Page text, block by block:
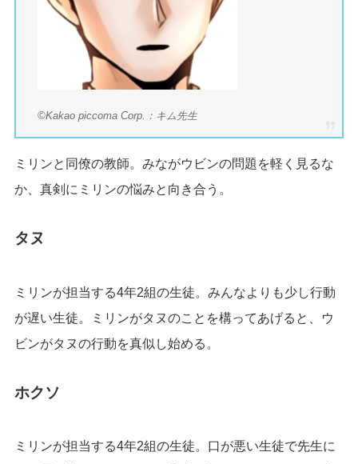
©Kakao piccoma Corp.：キム先生
ミリンと同僚の教師。みながウビンの問題を軽く見るな
か、真剣にミリンの悩みと向き合う。
タヌ
ミリンが担当する4年2組の生徒。みんなよりも少し行動
が遅い生徒。ミリンがタヌのことを構ってあげると、ウ
ビンがタヌの行動を真似し始める。
ホクソ
ミリンが担当する4年2組の生徒。口が悪い生徒で先生に